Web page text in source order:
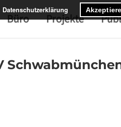
Büro Projekte
Datenschutzerklärung